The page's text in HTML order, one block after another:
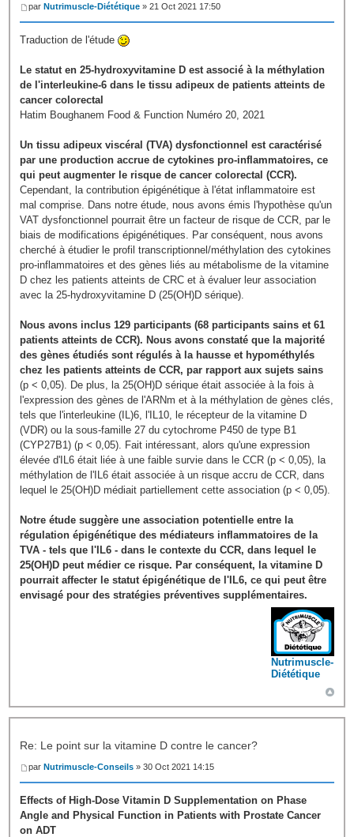
parNutrimuscle-Diététique » 21 Oct 2021 17:50
Traduction de l'étude
Le statut en 25-hydroxyvitamine D est associé à la méthylation
de l'interleukine-6 ​​dans le tissu adipeux de patients atteints de
cancer colorectal
Hatim Boughanem Food & Function Numéro 20, 2021
Un tissu adipeux viscéral (TVA) dysfonctionnel est caractérisé
par une production accrue de cytokines pro-inflammatoires, ce
qui peut augmenter le risque de cancer colorectal (CCR).
Cependant, la contribution épigénétique à l'état inflammatoire est
mal comprise. Dans notre étude, nous avons émis l'hypothèse qu'un
VAT dysfonctionnel pourrait être un facteur de risque de CCR, par le
biais de modifications épigénétiques. Par conséquent, nous avons
cherché à étudier le profil transcriptionnel/méthylation des cytokines
pro-inflammatoires et des gènes liés au métabolisme de la vitamine
D chez les patients atteints de CRC et à évaluer leur association
avec la 25-hydroxyvitamine D (25(OH)D sérique).
Nous avons inclus 129 participants (68 participants sains et 61
patients atteints de CCR). Nous avons constaté que la majorité
des gènes étudiés sont régulés à la hausse et hypométhylés
chez les patients atteints de CCR, par rapport aux sujets sains
(p < 0,05). De plus, la 25(OH)D sérique était associée à la fois à
l'expression des gènes de l'ARNm et à la méthylation de gènes clés,
tels que l'interleukine (IL)6, l'IL10, le récepteur de la vitamine D
(VDR) ou la sous-famille 27 du cytochrome P450 de type B1
(CYP27B1) (p < 0,05). Fait intéressant, alors qu'une expression
élevée d'IL6 était liée à une faible survie dans le CCR (p < 0,05), la
méthylation de l'IL6 était associée à un risque accru de CCR, dans
lequel le 25(OH)D médiait partiellement cette association (p < 0,05).
Notre étude suggère une association potentielle entre la
régulation épigénétique des médiateurs inflammatoires de la
TVA - tels que l'IL6 - dans le contexte du CCR, dans lequel le
25(OH)D peut médier ce risque. Par conséquent, la vitamine D
pourrait affecter le statut épigénétique de l'IL6, ce qui peut être
envisagé pour des stratégies préventives supplémentaires.
Nutrimuscle-
Diététique
Re: Le point sur la vitamine D contre le cancer?
parNutrimuscle-Conseils » 30 Oct 2021 14:15
Effects of High-Dose Vitamin D Supplementation on Phase
Angle and Physical Function in Patients with Prostate Cancer
on ADT